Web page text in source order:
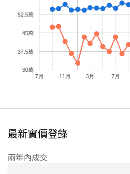
7月 11月 3月 7月
30萬
37.5萬
45萬
52.5萬
最新實價登錄
兩年內成交